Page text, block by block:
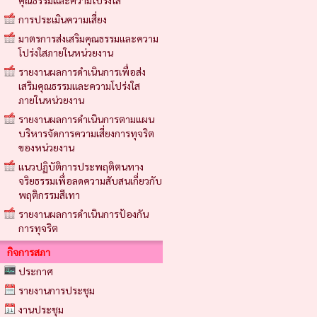
การประเมินความเสี่ยง
มาตรการส่งเสริมคุณธรรมและความ
โปร่งใสภายในหน่วยงาน
รายงานผลการดำเนินการเพื่อส่ง
เสริมคุณธรรมและความโปร่งใส
ภายในหน่วยงาน
รายงานผลการดำเนินการตามแผน
บริหารจัดการความเสี่ยงการทุจริต
ของหน่วยงาน
แนวปฏิบัติการประพฤติตนทาง
จริยธรรมเพื่อลดความสับสนเกี่ยวกับ
พฤติกรรมสีเทา
รายงานผลการดำเนินการป้องกัน
การทุจริต
กิจการสภา
ประกาศ
รายงานการประชุม
งานประชุม